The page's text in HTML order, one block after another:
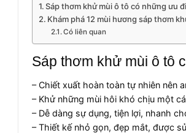
Sáp thơm khử mùi ô tô có những ưu
Khám phá 12 mùi hương sáp thơm
Có liên quan
Sáp thơm khử mùi ô tô
– Chiết xuất hoàn toàn tự nhiên nên
– Khử những mùi hôi khó chịu một
– Dễ dàng sự dụng, tiện lợi, nhanh
– Thiết kế nhỏ gọn, đẹp mắt, được